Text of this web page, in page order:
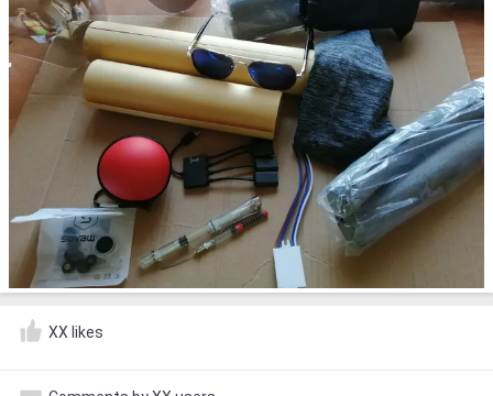
XX likes